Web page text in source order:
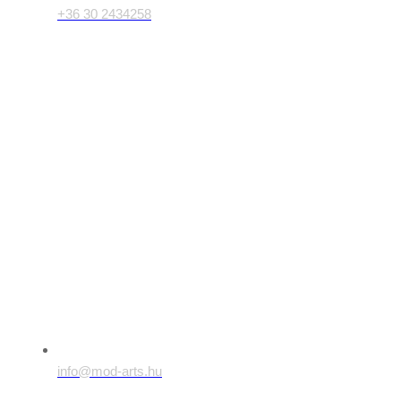
+36 30 2434258
info@mod-arts.hu